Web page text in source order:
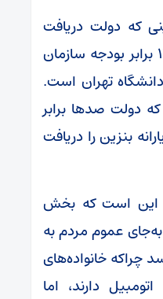
که دولت دریافت
نمی‌کند حدوداً بیش از ۱۱۲ برابر بودجه سازمان
و ۱۳۸ برابر دانشگاه تهران است.
دولت صد‌ها برابر
بنزین را دریافت
این است که بخش
۹۰۰ همت به‌جای عموم مردم به
چراکه خانواده‌های
دارند، اما